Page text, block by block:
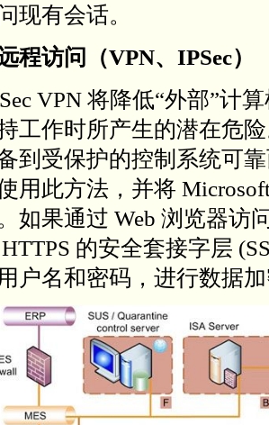
现有会话。
程访问（VPN、IPSec）
VPN 将降低“外部”计算
工作时所产生的潜在危
到受保护的控制系统可
用此方法，并将
如果通过 Web 浏览器访
的安全套接字层
户名和密码，进行数据